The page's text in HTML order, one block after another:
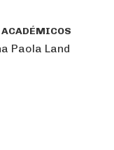
ACADÉMICOS
Paola Land